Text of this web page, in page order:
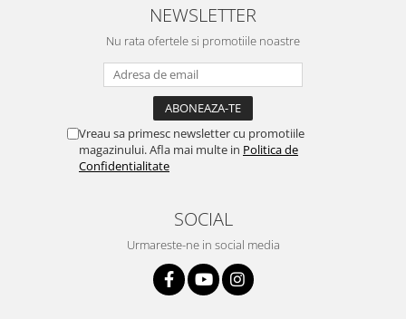
NEWSLETTER
Nu rata ofertele si promotiile noastre
Vreau sa primesc newsletter cu promotiile
magazinului. Afla mai multe in Politica de
Confidentialitate
SOCIAL
Urmareste-ne in social media